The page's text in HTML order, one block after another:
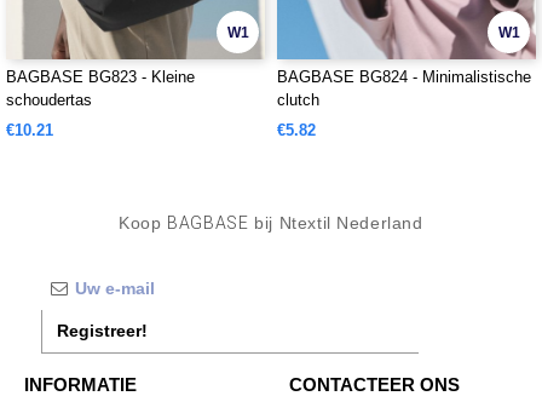
W1
BAGBASE BG823 - Kleine
schoudertas
€10.21
W1
BAGBASE BG824 - Minimalistische
clutch
€5.82
Koop BAGBASE bij Ntextil Nederland
Registreer!
INFORMATIE CONTACTEER ONS